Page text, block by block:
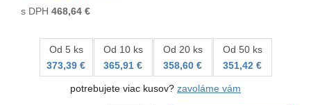
s DPH 468,64 €
Od 5 ks
373,39 €
Od 10 ks
365,91 €
Od 20 ks
358,60 €
Od 50 ks
351,42 €
potrebujete viac kusov? zavoláme vám